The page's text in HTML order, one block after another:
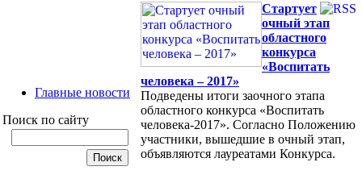
Главные новости
Поиск по сайту
Cтартует
очный этап
областного
конкурса
«Воспитать
человека – 2017»
Подведены итоги заочного этапа
областного конкурса «Воспитать
человека-2017». Согласно Положению
участники, вышедшие в очный этап,
объявляются лауреатами Конкурса.